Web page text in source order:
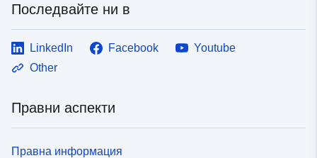
Последвайте ни в
LinkedIn Facebook
Youtube
Other
Правни аспекти
Правна информация